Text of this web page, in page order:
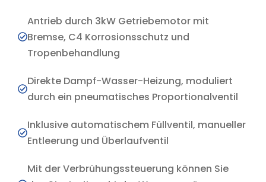
Antrieb durch 3kW Getriebemotor mit
Bremse, C4 Korrosionsschutz und
Tropenbehandlung
Direkte Dampf-Wasser-Heizung, moduliert
durch ein pneumatisches Proportionalventil
Inklusive automatischem Füllventil, manueller
Entleerung und Überlaufventil
Mit der Verbrühungssteuerung können Sie